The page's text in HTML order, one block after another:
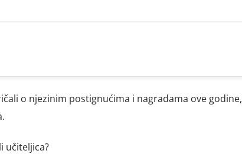
o njezinim postignućima i nagradama ove
učiteljica?